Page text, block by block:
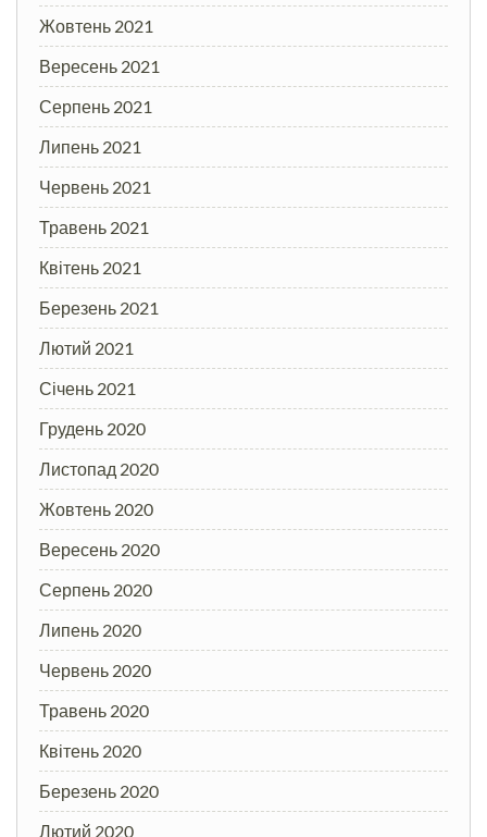
Жовтень 2021
Вересень 2021
Серпень 2021
Липень 2021
Червень 2021
Травень 2021
Квітень 2021
Березень 2021
Лютий 2021
Січень 2021
Грудень 2020
Листопад 2020
Жовтень 2020
Вересень 2020
Серпень 2020
Липень 2020
Червень 2020
Травень 2020
Квітень 2020
Березень 2020
Лютий 2020